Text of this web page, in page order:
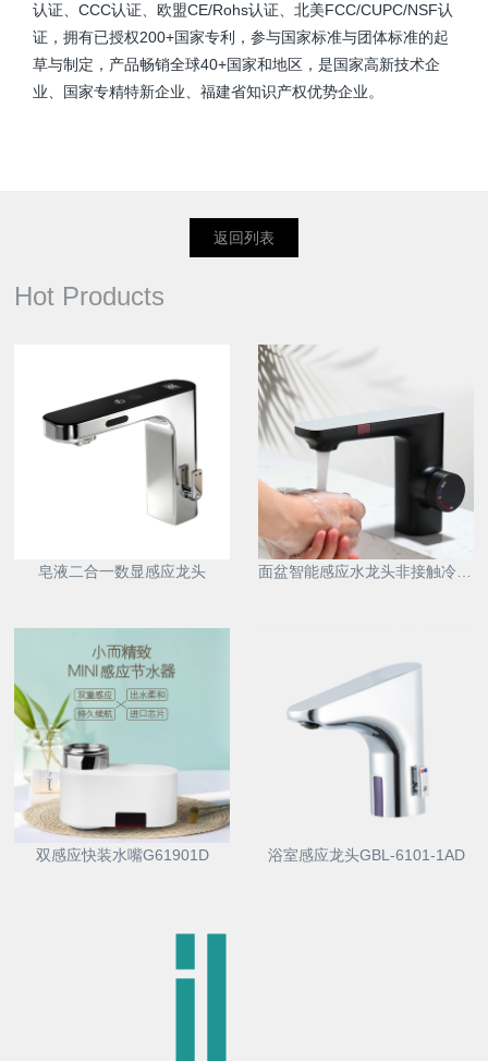
认证、CCC认证、欧盟CE/Rohs认证、北美FCC/CUPC/NSF认
证，拥有已授权200+国家专利，参与国家标准与团体标准的起
草与制定，产品畅销全球40+国家和地区，是国家高新技术企
业、国家专精特新企业、福建省知识产权优势企业。
返回列表
Hot Products
皂液二合一数显感应龙头 面盆智能感应水龙头非接触冷热防溅自动洗手器浴室柜节水神器6172D
双感应快装水嘴G61901D 浴室感应龙头GBL-6101-1AD